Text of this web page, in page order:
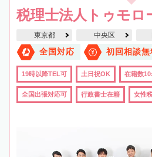
税理士法人トゥモロ
東京都 中央区
全国対応 初回相談無
19時以降TEL可 土日祝OK 在籍数10
全国出張対応可 行政書士在籍 女性